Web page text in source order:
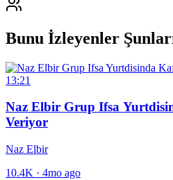
Bunu İzleyenler
13:21
Naz Elbir Grup Ifsa
Veriyor
Naz Elbir
10.4K · 4mo ago